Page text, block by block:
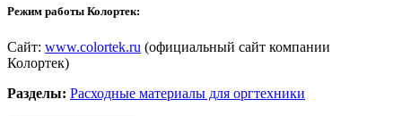
Режим работы Колортек:
Сайт: www.colortek.ru (официальный сайт компании
Колортек)
Разделы: Расходные материалы для оргтехники